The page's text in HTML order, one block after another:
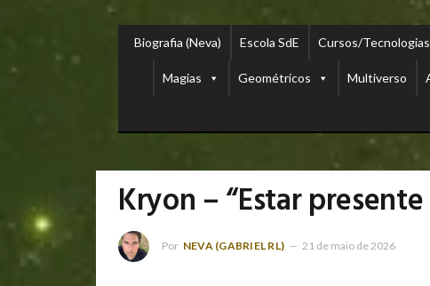
Biografia (Neva) Escola SdE Cursos/Tecnologias
Magias Geométricos Multiverso
Kryon – “Estar
Por NEVA (GABRIEL RL) 21 de maio de 2026